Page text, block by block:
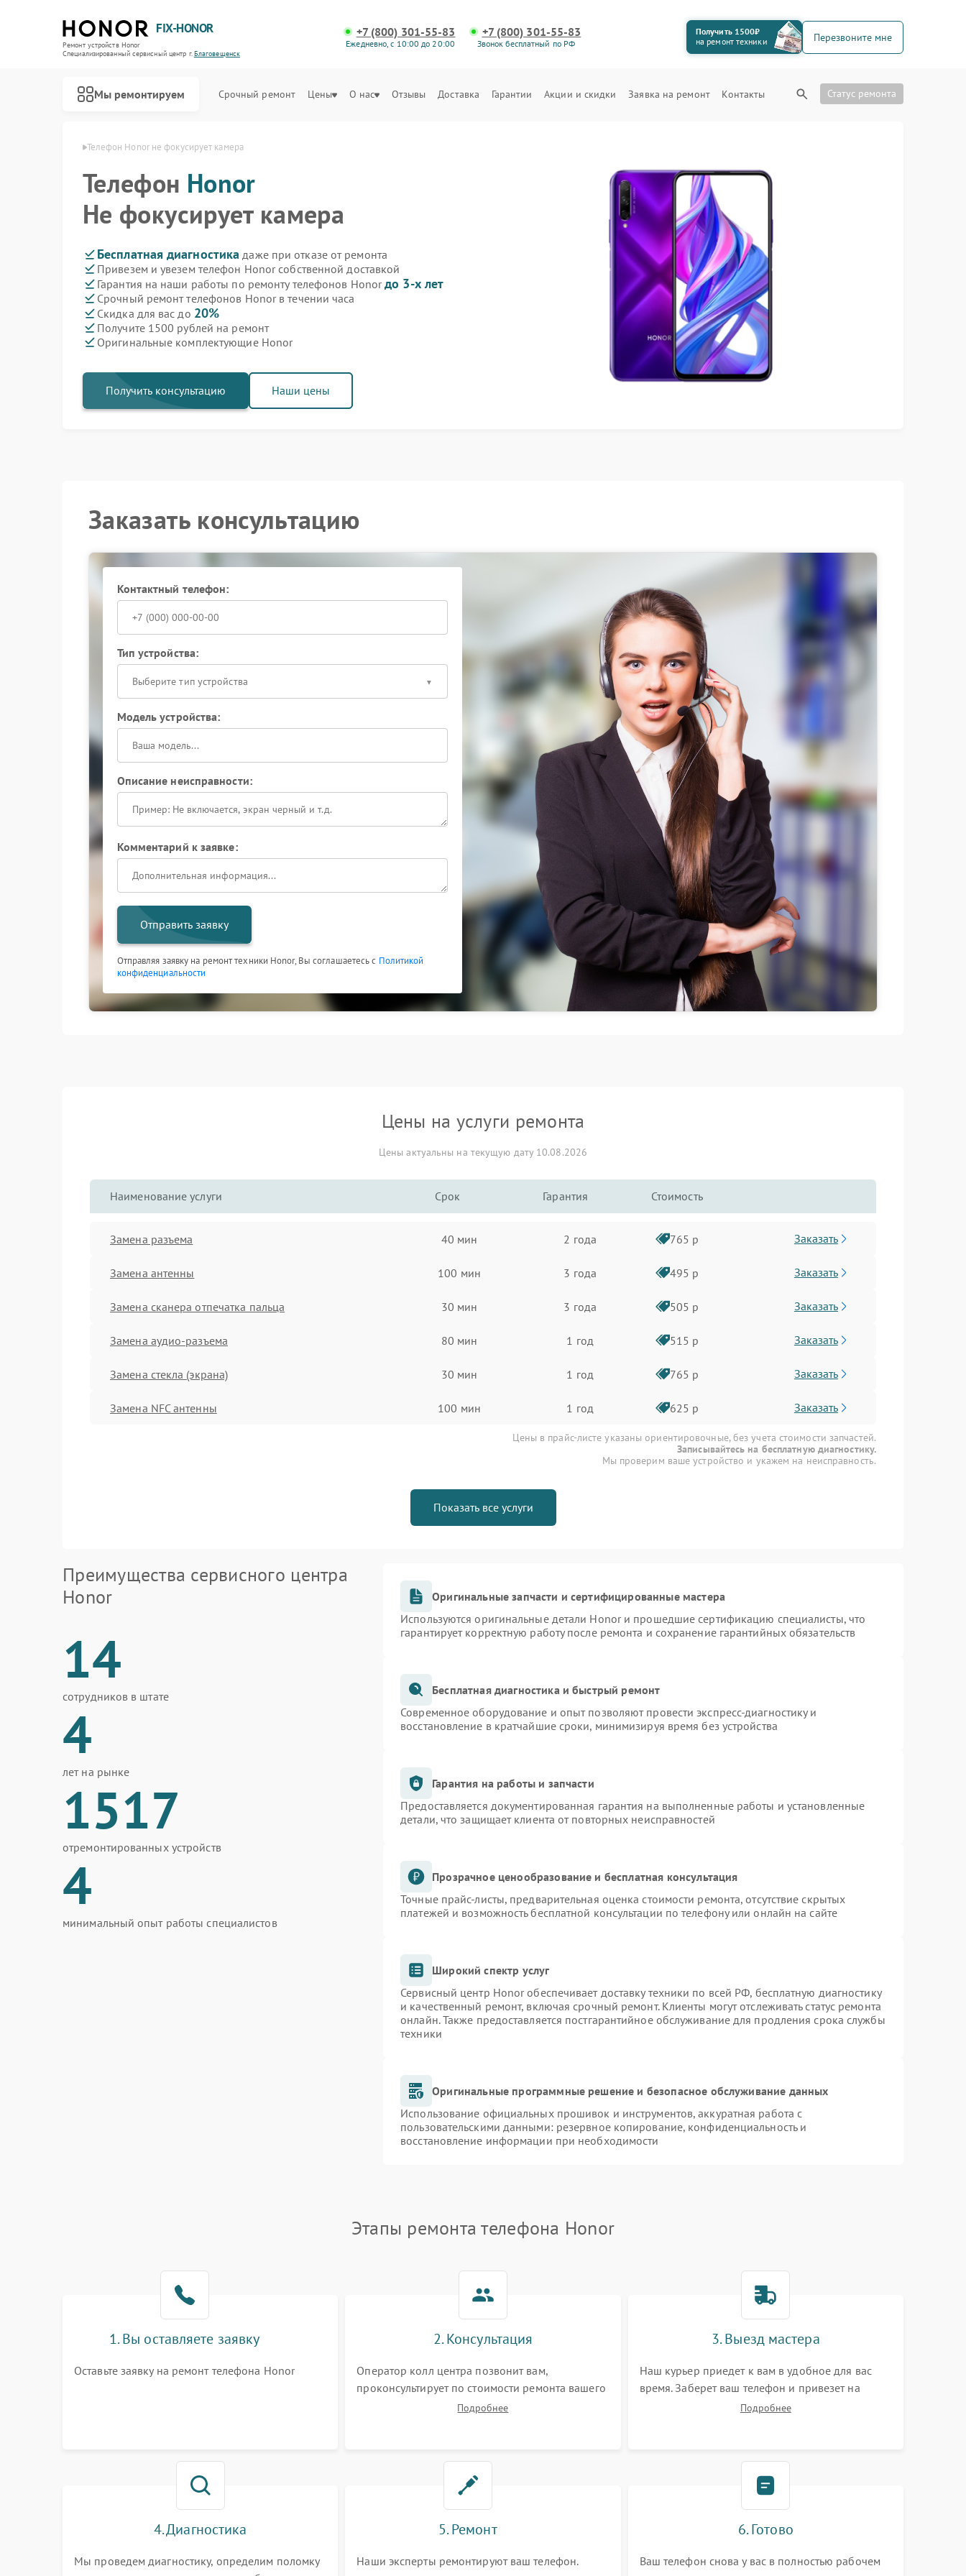
FIX-HONOR
Ремонт устройств Honor
Специализированный cервисный центр г.Благовещенск
+7 (800) 301-55-83
Ежедневно, с 10:00 до 20:00
+7 (800) 301-55-83
Звонок бесплатный по РФ
Получить 1500₽
на ремонт техники
Перезвоните мне
Мы ремонтируем Срочный ремонт Цены О нас Отзывы Доставка Гарантии Акции и скидки Заявка на ремонт Контакты Статус ремонта
Телефон Honor не фокусирует камера
Телефон Honor
Не фокусирует камера
Бесплатная диагностика даже при отказе от ремонта
Привезем и увезем телефон Honor собственной доставкой
Гарантия на наши работы по ремонту телефонов Honorдо 3-х лет
Срочный ремонт телефонов Honor в течении часа
Скидка для вас до 20%
Получите 1500 рублей на ремонт
Оригинальные комплектующие Honor
Получить консультацию Наши цены
Заказать консультацию
Контактный телефон:
Тип устройства:
Выберите тип устройства
Модель устройства:
Описание неисправности:
Комментарий к заявке:
Отправить заявку
Отправляя заявку на ремонт техники Honor, Вы соглашаетесь с Политикой
конфиденциальности
Цены на услуги ремонта
Цены актуальны на текущую дату 10.08.2026
Наименование услуги Срок Гарантия Стоимость
Замена разъема 40 мин 2 года 765 р Заказать
Замена антенны 100 мин 3 года 495 р Заказать
Замена сканера отпечатка пальца 30 мин 3 года 505 р Заказать
Замена аудио-разъема 80 мин 1 год 515 р Заказать
Замена стекла (экрана) 30 мин 1 год 765 р Заказать
Замена NFC антенны 100 мин 1 год 625 р Заказать
Цены в прайс-листе указаны ориентировочные, без учета стоимости запчастей.
Записывайтесь на бесплатную диагностику.
Мы проверим ваше устройство и укажем на неисправность.
Показать все услуги
Преимущества сервисного центра
Honor
14
сотрудников в штате
4
лет на рынке
1517
отремонтированных устройств
4
минимальный опыт работы специалистов
Оригинальные запчасти и сертифицированные мастера
Используются оригинальные детали Honor и прошедшие сертификацию специалисты, что
гарантирует корректную работу после ремонта и сохранение гарантийных обязательств
Бесплатная диагностика и быстрый ремонт
Современное оборудование и опыт позволяют провести экспресс-диагностику и
восстановление в кратчайшие сроки, минимизируя время без устройства
Гарантия на работы и запчасти
Предоставляется документированная гарантия на выполненные работы и установленные
детали, что защищает клиента от повторных неисправностей
Прозрачное ценообразование и бесплатная консультация
Точные прайс-листы, предварительная оценка стоимости ремонта, отсутствие скрытых
платежей и возможность бесплатной консультации по телефону или онлайн на сайте
Широкий спектр услуг
Сервисный центр Honor обеспечивает доставку техники по всей РФ, бесплатную диагностику
и качественный ремонт, включая срочный ремонт. Клиенты могут отслеживать статус ремонта
онлайн. Также предоставляется постгарантийное обслуживание для продления срока службы
техники
Оригинальные программные решение и безопасное обслуживание данных
Использование официальных прошивок и инструментов, аккуратная работа с
пользовательскими данными: резервное копирование, конфиденциальность и
восстановление информации при необходимости
Этапы ремонта телефона Honor
1. Вы оставляете заявку
Оставьте заявку на ремонт телефона Honor
2. Консультация
Оператор колл центра позвонит вам,
проконсультирует по стоимости ремонта вашего
телефона а также ответит на все ваши вопросы.
Подробнее
3. Выезд мастера
Наш курьер приедет к вам в удобное для вас
время. Заберет ваш телефон и привезет на
склад для диагностики.Подробнее
4. Диагностика
Мы проведем диагностику, определим поломку
5. Ремонт
Наши эксперты ремонтируют ваш телефон.
6. Готово
Ваш телефон снова у вас в полностью рабочем